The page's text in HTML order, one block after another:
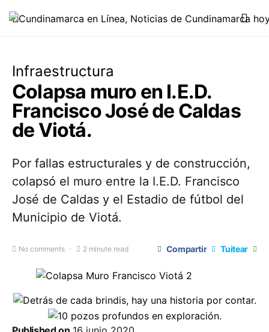
Infraestructura
Colapsa muro en I.E.D.
Francisco José de Caldas
de Viotá.
Por fallas estructurales y de construcción,
colapsó el muro entre la I.E.D. Francisco
José de Caldas y el Estadio de fútbol del
Municipio de Viotá.
No comments 2 minute read Compartir Tuitear